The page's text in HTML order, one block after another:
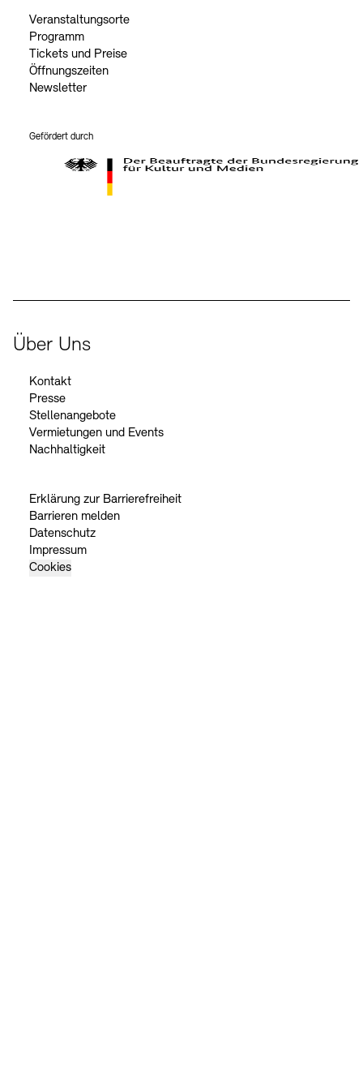
Veranstaltungsorte
Programm
Tickets und Preise
Öffnungszeiten
Newsletter
Gefördert durch
Über Uns
Kontakt
Presse
Stellenangebote
Vermietungen und Events
Nachhaltigkeit
Erklärung zur Barrierefreiheit
Barrieren melden
Datenschutz
Impressum
Cookies